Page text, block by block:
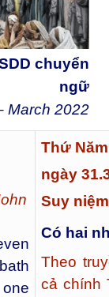
chuyển
ngữ
March 2022
Thứ
ngày
Suy
Có hai
Theo
cả chính